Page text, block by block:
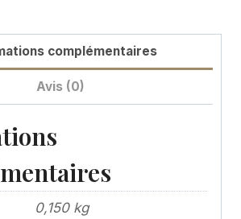
complémentaires
Avis (0)
0,150 kg